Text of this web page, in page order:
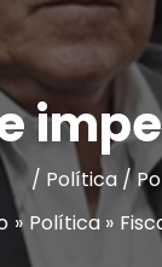
/ Política/
Política